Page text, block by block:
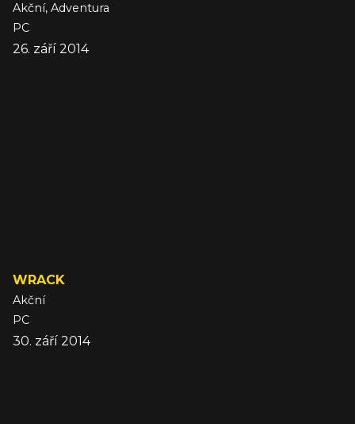
Akční, Adventura
PC
26. září 2014
WRACK
Akční
PC
30. září 2014